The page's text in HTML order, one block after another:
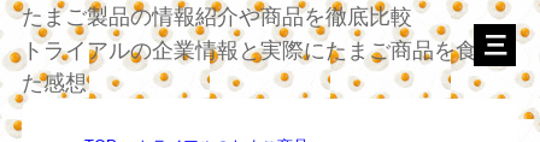
たまご製品の情報紹介や商品を徹底比較
トライアルの企業情報と実際にたまご商品を食べ
た感想